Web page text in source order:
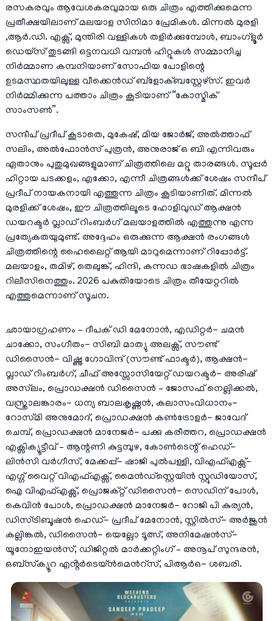
രസകരവും ആവേശകരവുമായ ഒരു ചിത്രം എത്തിക്കുമെന്ന
പ്രതീക്ഷയിലാണ് മലയാള സിനിമാ പ്രേമികൾ. മിന്നൽ മുരളി
,ആർ.ഡി. എക്സ്, മുന്തിരി വള്ളികൾ തളിർക്കുമ്പോൾ, ബാംഗ്ളൂർ
ഡെയ്സ് തുടങ്ങി ഒട്ടനവധി വമ്പൻ ഹിറ്റുകൾ സമ്മാനിച്ച
നിർമ്മാണ കമ്പനിയാണ് സോഫിയ പോളിന്റെ
ഉടമസ്ഥതയിലുള്ള വീക്കെൻഡ് ബ്ളോക്ബസ്റ്റേഴ്സ്. ഇവർ
നിർമ്മിക്കുന്ന പത്താം ചിത്രം കൂടിയാണ് “കോസ്മിക്
സാംസൺ”.
സന്ദീപ് പ്രദീപ് കൂടാതെ, മുകേഷ്, മിയ ജോർജ്, അൽത്താഫ്
സലിം, അൽഫോൻസ് പുത്രൻ, അനുരാജ് ഒ ബി എന്നിവരും
ഏതാനും പുതുമുഖങ്ങളുമാണ് ചിത്രത്തിലെ മറ്റു താരങ്ങൾ. സൂപ്പർ
ഹിറ്റായ പടക്കളം, എക്കോ, എന്നീ ചിത്രങ്ങൾക്ക് ശേഷം സന്ദീപ്
പ്രദീപ് നായകനായി എത്തുന്ന ചിത്രം കൂടിയാണിത്. മിന്നൽ
മുരളിക്ക് ശേഷം, ഈ ചിത്രത്തിലൂടെ ഹോളിവുഡ് ആക്ഷൻ
ഡയറക്ടർ വ്ലാഡ് റിംബർഗ് മലയാളത്തിൽ എത്തുന്നു എന്ന
പ്രത്യേകതയുമുണ്ട്. അദ്ദേഹം ഒരുക്കുന്ന ആക്ഷൻ രംഗങ്ങൾ
ചിത്രത്തിന്റെ ഹൈലൈറ്റ് ആയി മാറുമെന്നാണ് റിപ്പോർട്ട്.
മലയാളം, തമിഴ്, തെലുങ്ക്, ഹിന്ദി, കന്നഡ ഭാഷകളിൽ ചിത്രം
റിലീസിനെത്തും. 2026 പകുതിയോടെ ചിത്രം തീയേറ്ററിൽ
എത്തുമെന്നാണ് സൂചന.
ഛായാഗ്രഹണം – ദീപക് ഡി മേനോൻ, എഡിറ്റർ- ചമൻ
ചാക്കോ, സംഗീതം- സിബി മാത്യു അലക്സ്, സൗണ്ട്
ഡിസൈൻ- വിഷ്ണു ഗോവിന്ദ് (സൗണ്ട് ഫാക്ടർ), ആക്ഷൻ-
വ്ലാഡ് റിംബർഗ്, ചീഫ് അസ്സോസിയേറ്റ് ഡയറക്ടർ- അരിഷ്
അസ്‌ലം, പ്രൊഡക്ഷൻ ഡിസൈൻ – ജോസഫ് നെല്ലിക്കൽ,
വസ്ത്രാലങ്കാരം- ധന്യ ബാലകൃഷ്ണൻ, കലാസംവിധാനം-
റോസ്‌മി അനുമോദ്, പ്രൊഡക്ഷൻ കൺട്രോളർ- ജാവേദ്
ചെമ്പ്, പ്രൊഡക്ഷൻ മാനേജർ- പക്കു കരീത്തറ, പ്രൊഡക്ഷൻ
എക്സിക്യൂട്ടീവ് – ആന്റണി കുട്ടമ്പുഴ, കോൺടെന്റ് ഹെഡ്-
ലിൻസി വർഗീസ്, മേക്കപ്പ്- ഷാജി പുൽപള്ളി, വിഎഫ്എക്സ്-
എഗ്ഗ് വൈറ്റ് വിഎഫ്എക്സ്, മൈൻഡ്സ്റ്റെയിൻ സ്റ്റുഡിയോസ്,
ഐ വിഎഫ്എക്സ്, പ്രൊജക്റ്റ് ഡിസൈൻ- സെഡിന് പോൾ,
കെവിൻ പോൾ, പ്രൊഡക്ഷൻ മാനേജർ- റോജി പി കുര്യൻ,
ഡിസ്ട്രിബൂഷൻ ഹെഡ്- പ്രദീപ് മേനോൻ, സ്റ്റിൽസ്- അർജുൻ
കല്ലിങ്കൽ, ഡിസൈൻ- യെല്ലോ ടൂത്സ്, അനിമേഷൻസ്-
യൂനോഇയൻസ്, ഡിജിറ്റൽ മാർക്കറ്റിംഗ് – അനൂപ് സുന്ദരൻ,
ഒബ്‌സ്‌ക്യൂറ എൻ്റർടെയ്ൻമെൻറ്സ്, പിആർഒ- ശബരി.